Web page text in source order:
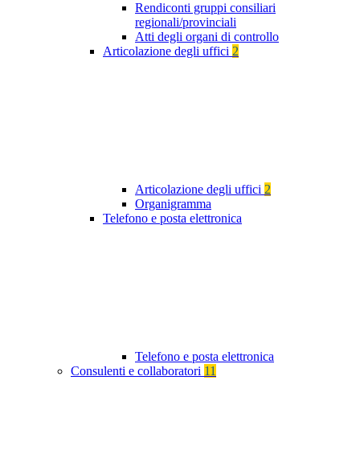
Rendiconti gruppi consiliari
regionali/provinciali
Atti degli organi di controllo
Articolazione degli uffici 2
Articolazione degli uffici 2
Organigramma
Telefono e posta elettronica
Telefono e posta elettronica
Consulenti e collaboratori 11